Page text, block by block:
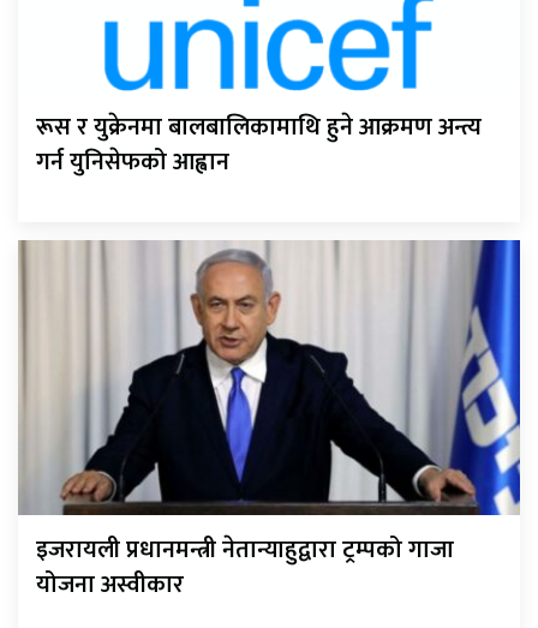
रूस र युक्रेनमा बालबालिकामाथि हुने आक्रमण अन्त्य
गर्न युनिसेफको आह्वान
इजरायली प्रधानमन्त्री नेतान्याहुद्वारा ट्रम्पको गाजा
योजना अस्वीकार